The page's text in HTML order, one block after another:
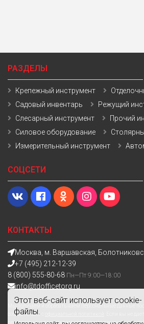
Этот веб-сайт использует cookie-
файлы.
КОНТАКТЫ
Москва, м. Варшавская,
+7 (495) 212-12-39
8 (800) 555-80-68 Пн—Пт 9:00—18:00
info@tdofficetorg.ru
Мы получаем и обрабатываем персональные данные
соответствии с
. Если вы не
персональных данных,вам необходимо покинуть наш
РАЗДЕЛЫ
Крепежный инструмент
Садовый инвентарь
Режущий
Слесарный инструмент
Прочий
Силовое оборудование
Измерительный инструмент
СОЦСЕТИ